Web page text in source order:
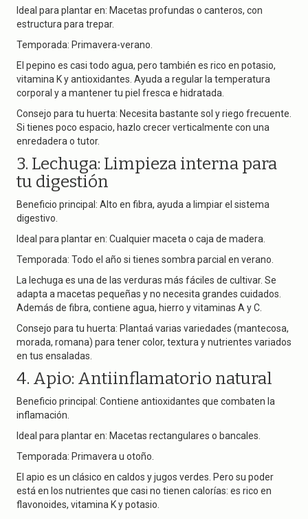
Ideal para plantar en: Macetas profundas o canteros, con
estructura para trepar.
Temporada: Primavera-verano.
El pepino es casi todo agua, pero también es rico en potasio,
vitamina K y antioxidantes. Ayuda a regular la temperatura
corporal y a mantener tu piel fresca e hidratada.
Consejo para tu huerta: Necesita bastante sol y riego frecuente.
Si tienes poco espacio, hazlo crecer verticalmente con una
enredadera o tutor.
3. Lechuga: Limpieza interna para
tu digestión
Beneficio principal: Alto en fibra, ayuda a limpiar el sistema
digestivo.
Ideal para plantar en: Cualquier maceta o caja de madera.
Temporada: Todo el año si tienes sombra parcial en verano.
La lechuga es una de las verduras más fáciles de cultivar. Se
adapta a macetas pequeñas y no necesita grandes cuidados.
Además de fibra, contiene agua, hierro y vitaminas A y C.
Consejo para tu huerta: Plantaá varias variedades (mantecosa,
morada, romana) para tener color, textura y nutrientes variados
en tus ensaladas.
4. Apio: Antiinflamatorio natural
Beneficio principal: Contiene antioxidantes que combaten la
inflamación.
Ideal para plantar en: Macetas rectangulares o bancales.
Temporada: Primavera u otoño.
El apio es un clásico en caldos y jugos verdes. Pero su poder
está en los nutrientes que casi no tienen calorías: es rico en
flavonoides, vitamina K y potasio.